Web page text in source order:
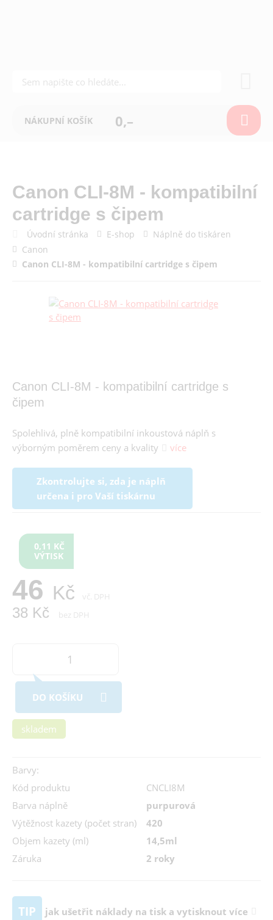
NÁKUPNÍ KOŠÍK 0,–
Canon CLI-8M - kompatibilní
cartridge s čipem
Úvodní stránka E-shop
Náplně do tiskáren
Canon
Canon CLI-8M - kompatibilní cartridge s čipem
Canon CLI-8M - kompatibilní cartridge s
čipem
Spolehlivá, plně kompatibilní inkoustová náplň s
výborným poměrem ceny a kvality
více
Zkontrolujte si, zda je náplň
určena i pro Vaší tiskárnu
0,11 KČ
VÝTISK
46 Kč vč. DPH
38 Kč bez DPH
DO KOŠÍKU
skladem
Barvy:
Kód produktu
CNCLI8M
Barva náplně
purpurová
Výtěžnost kazety (počet stran)
420
Objem kazety (ml)
14,5ml
Záruka
2 roky
TIP jak ušetřit náklady na tisk a vytisknout více